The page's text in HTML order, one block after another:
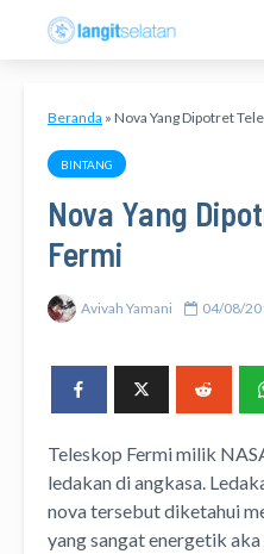
Beranda » Nova Yang Dipotret
BINTANG
Nova Yang
Fermi
Avivah Yamani 04/08/
Teleskop Fermi milik
ledakan di angkasa.
nova tersebut diketahui
yang sangat energetik